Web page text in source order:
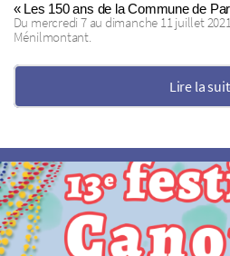
« Les 150 ans de la Commune de
Du mercredi 7 au dimanche 11 juillet
Ménilmontant.
Lire la